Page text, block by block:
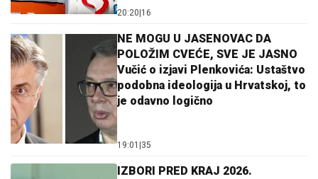
20:20 16
NE MOGU U JASENOVAC DA
POLOŽIM CVEĆE, SVE JE JASNO
Vučić o izjavi Plenkovića: Ustaštvo
podobna ideologija u Hrvatskoj, to
je odavno logično
19:01 35
IZBORI PRED KRAJ 2026.